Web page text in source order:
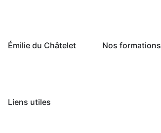
Émilie du Châtelet Nos formations
Liens utiles